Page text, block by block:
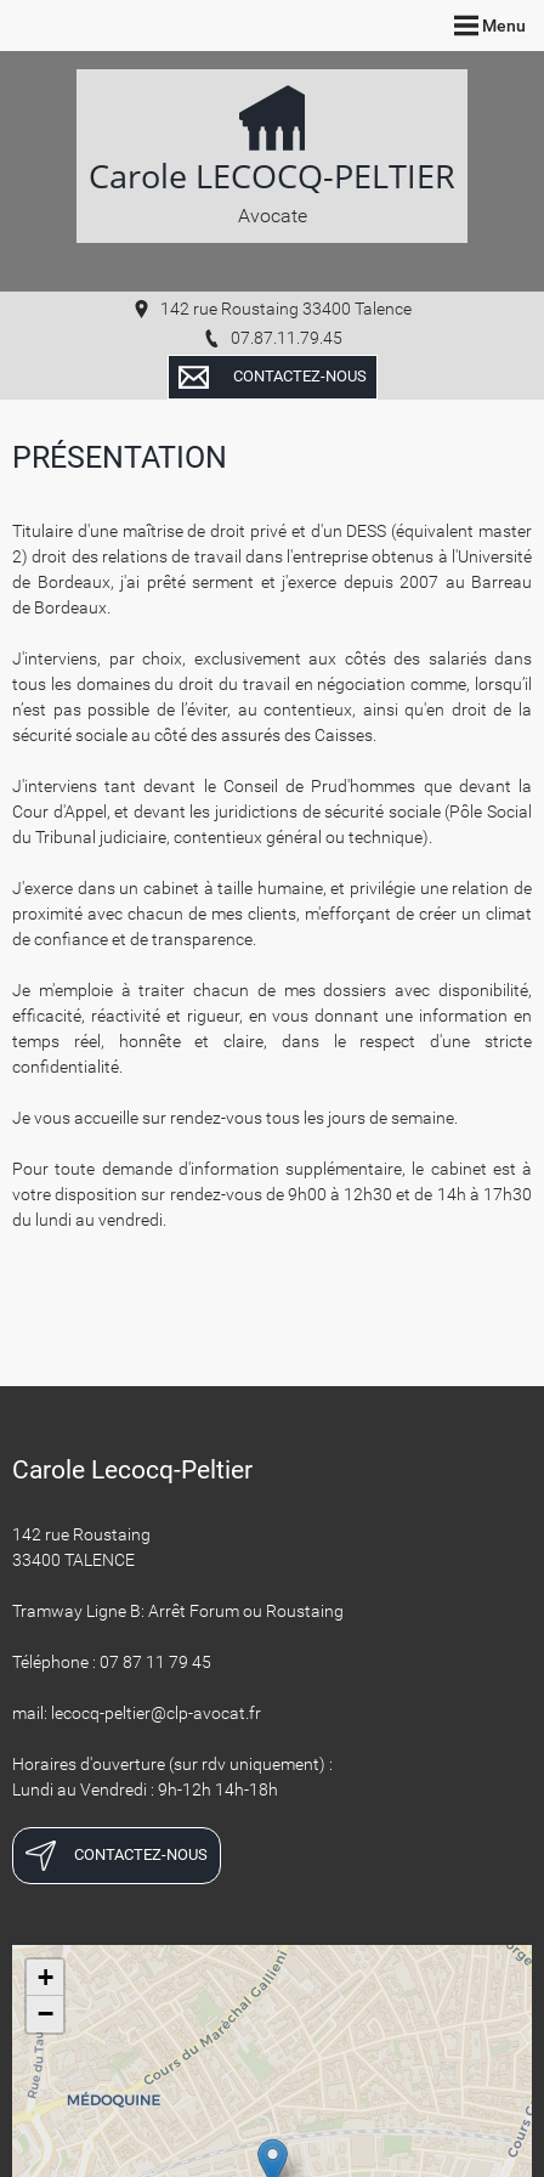
Menu
Carole LECOCQ-PELTIER
Avocate
142 rue Roustaing 33400 Talence
07.87.11.79.45
CONTACTEZ-NOUS
PRÉSENTATION
Titulaire d'une maîtrise de droit privé et d'un DESS (équivalent master
2) droit des relations de travail dans l'entreprise obtenus à l'Université
de Bordeaux, j'ai prêté serment et j'exerce depuis 2007 au Barreau
de Bordeaux.
J'interviens, par choix, exclusivement aux côtés des salariés dans
tous les domaines du droit du travail en négociation comme, lorsqu’il
n’est pas possible de l’éviter, au contentieux, ainsi qu'en droit de la
sécurité sociale au côté des assurés des Caisses.
J'interviens tant devant le Conseil de Prud'hommes que devant la
Cour d'Appel, et devant les juridictions de sécurité sociale (Pôle Social
du Tribunal judiciaire, contentieux général ou technique).
J'exerce dans un cabinet à taille humaine, et privilégie une relation de
proximité avec chacun de mes clients, m'efforçant de créer un climat
de confiance et de transparence.
Je m'emploie à traiter chacun de mes dossiers avec disponibilité,
efficacité, réactivité et rigueur, en vous donnant une information en
temps réel, honnête et claire, dans le respect d'une stricte
confidentialité.
Je vous accueille sur rendez-vous tous les jours de semaine.
​​​​​​​Pour toute demande d'information supplémentaire, le cabinet est à
votre disposition sur rendez-vous de 9h00 à 12h30 et de 14h à 17h30
du lundi au vendredi.
Carole Lecocq-Peltier
142 rue Roustaing
33400 TALENCE
Tramway Ligne B: Arrêt Forum ou Roustaing
Téléphone : 07 87 11 79 45
​​​​​​​mail: lecocq-peltier@clp-avocat.fr
Horaires d'ouverture (sur rdv uniquement) :
Lundi au Vendredi : 9h-12h 14h-18h
CONTACTEZ-NOUS
+
−